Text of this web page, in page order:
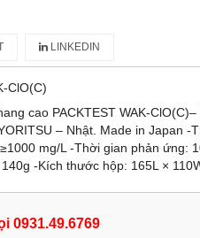
LINKEDIN
ClO(C)
cao PACKTEST WAK-
– Nhật. Made in Japan -
mg/L -Thời gian phản ứng:
-Kích thước hộp: 165L ×
0931.49.6769